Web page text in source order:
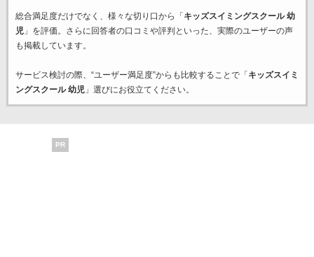
総合満足度だけでなく、様々な切り口から「 キッズスイミングスクール 幼
児」を評価。さらに回答者の口コミや評判といった、実際のユーザーの声
も掲載しています。
サービス検討の際、“ユーザー満足度”からも比較することで「 キッズスイミ
ングスクール 幼児」選びにお役立てください。
PR